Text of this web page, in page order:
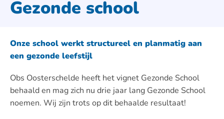
Gezonde school
Onze school werkt structureel en planmatig aan
een gezonde leefstijl
Obs Oosterschelde heeft het vignet Gezonde School
behaald en mag zich nu drie jaar lang Gezonde School
noemen. Wij zijn trots op dit behaalde resultaat!